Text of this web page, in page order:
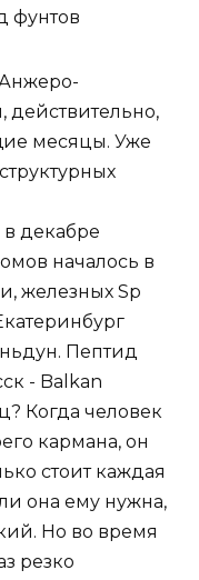
фунтов
действительно,
месяцы. Уже
декабре
началось в
железных Sp
Пептид
- Balkan
Когда человек
кармана, он
стоит каждая
она ему нужна,
Но во время
резко